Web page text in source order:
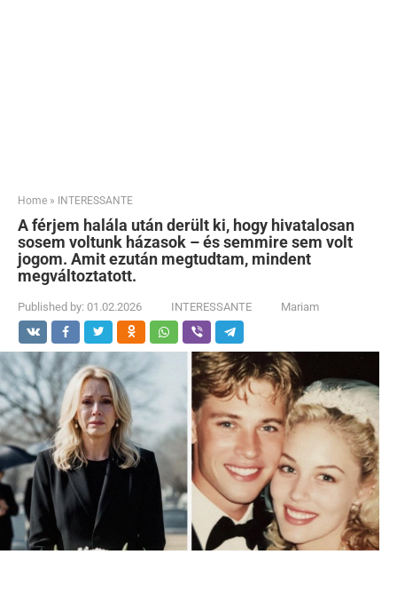
Home » INTERESSANTE
A férjem halála után derült ki, hogy hivatalosan
sosem voltunk házasok – és semmire sem volt
jogom. Amit ezután megtudtam, mindent
megváltoztatott.
Published by: 01.02.2026 INTERESSANTE Mariam